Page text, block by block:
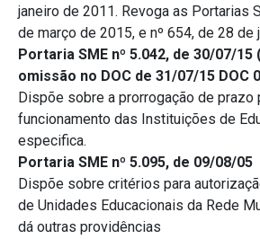
janeiro de 2011. Revoga as Portarias
de março de 2015, e nº 654, de 28 de
Portaria SME nº 5.042, de 30/07/
omissão no DOC de 31/07/15 DOC
Dispõe sobre a prorrogação de prazo
funcionamento das Instituições de
especifica.
Portaria SME nº 5.095, de 09/08/05
Dispõe sobre critérios para
de Unidades Educacionais da Rede
dá outras providências